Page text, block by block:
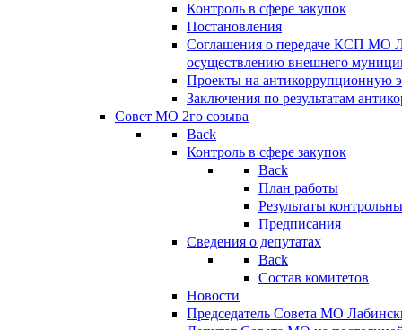
Контроль в сфере закупок
Постановления
Соглашения о передаче КСП МО
осуществлению внешнего
Проекты на антикоррупционную
Заключения по результатам
Совет МО 2го созыва
Back
Контроль в сфере закупок
Back
План работы
Результаты
Предписания
Сведения о депутатах
Back
Состав комитетов
Новости
Председатель Совета МО